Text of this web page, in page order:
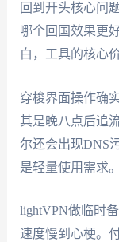
回到开头核心问
哪个回国效果更
白，工具的核心
穿梭界面操作确
其是晚八点后追
尔还会出现DNS
是轻量使用需求。
lightVPN做临时
速度慢到心梗。